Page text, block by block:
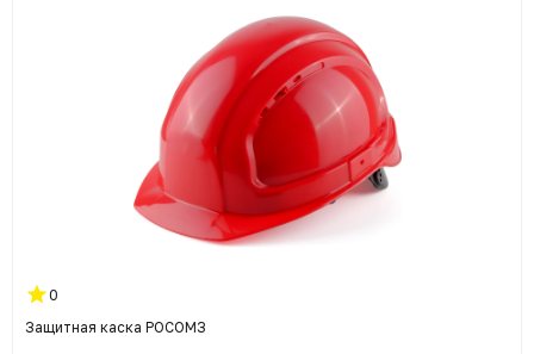
0
Защитная каска РОСОМЗ